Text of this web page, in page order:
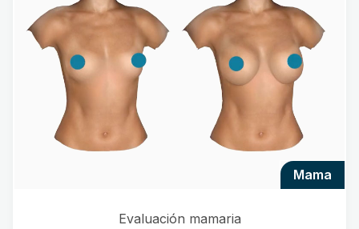
mama
Evaluación mamaria